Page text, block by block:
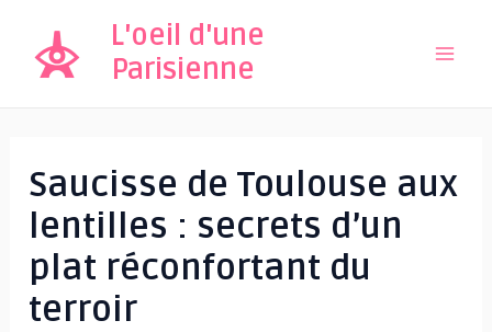
contenu
L'oeil d'une
Parisienne
Saucisse de Toulouse aux
lentilles : secrets d’un
plat réconfortant du
terroir